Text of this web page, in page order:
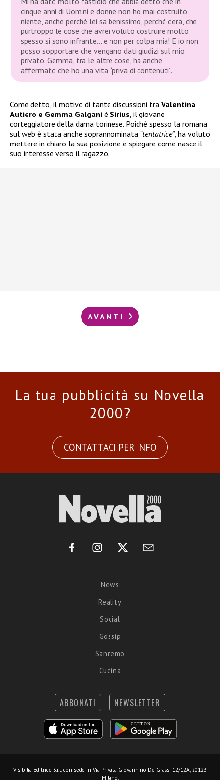
cinque anni di Uomini e donne non ho mai costruito
niente, anche perché lei sa benissimo, perché c’era, che
purtroppo le cose che avrei voluto costruire molto
spesso si sono infrante… e non per colpa mia! E io non
posso sopportare che vengano dati giudizi sul mio
privato. Gemma, tra le altre cose, ha anche
affermato che ho una vita “priva di contenuti”.
Come detto, il motivo di tante discussioni tra Valentina
Autiero e Gemma Galgani è Sirius , il giovane
corteggiatore della dama torinese. Poiché spesso la romana
sul web è stata anche soprannominata “tentatrice”, ha voluto
mettere in chiaro la sua posizione e spiegare come nasce il
suo interesse verso il ragazzo.
AVANTI
La tua pubblicità su Novella
2000?
CONTATTACI PER INFO
News
Reality
Social
Gossip
Sanremo
Cucina
ABBONATI NEWSLETTER
Visibilia Editrice S.r.l. con sede in Via Privata Giovannino De Grassi 12/12A, 20123
Milano.